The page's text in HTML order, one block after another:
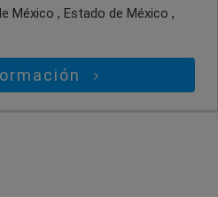
México , Estado de México ,